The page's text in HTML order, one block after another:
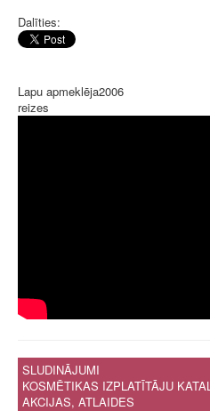
Dalīties:
Lapu apmeklēja2006
reizes
SLUDINĀJUMI
KOSMĒTIKAS IZPLATĪTĀJU
AKCIJAS, ATLAIDES